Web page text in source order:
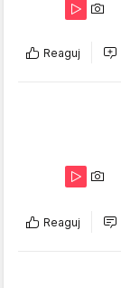
Reaguj
Reaguj